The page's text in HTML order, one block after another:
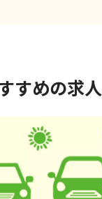
すめの求